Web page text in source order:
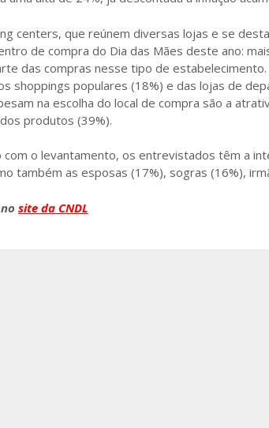
centers, que reúnem diversas lojas e se
de compra do Dia das Mães deste ano:
das compras nesse tipo de
shoppings populares (18%) e das lojas de
na escolha do local de compra são a
produtos (39%).
com o levantamento, os entrevistados têm a
também as esposas (17%), sogras (16%),
site da CNDL